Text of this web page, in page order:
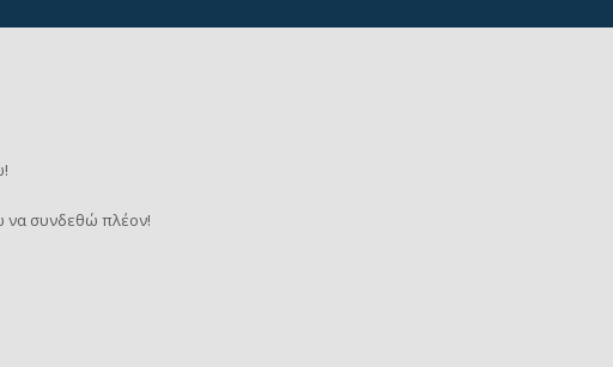
να συνδεθώ πλέον!